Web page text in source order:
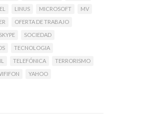
LINUS MICROSOFT
MV
OFERTA DE TRABAJO
SKYPE
SOCIEDAD
TECNOLOGIA
TELEFÓNICA
TERRORISMO
YAHOO